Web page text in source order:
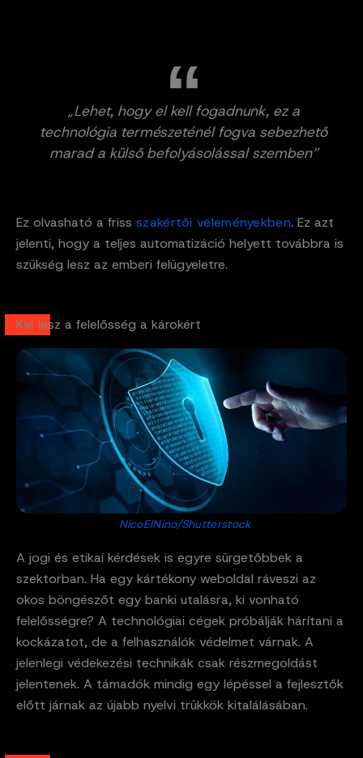
„Lehet, hogy el kell fogadnunk, ez a
technológia természeténél fogva sebezhető
marad a külső befolyásolással szemben”
Ez olvasható a friss szakértői véleményekben. Ez azt
jelenti, hogy a teljes automatizáció helyett továbbra is
szükség lesz az emberi felügyeletre.
Kié lesz a felelősség a károkért
NicoElNino/Shutterstock
A jogi és etikai kérdések is egyre sürgetőbbek a
szektorban. Ha egy kártékony weboldal ráveszi az
okos böngészőt egy banki utalásra, ki vonható
felelősségre? A technológiai cégek próbálják hárítani a
kockázatot, de a felhasználók védelmet várnak. A
jelenlegi védekezési technikák csak részmegoldást
jelentenek. A támadók mindig egy lépéssel a fejlesztők
előtt járnak az újabb nyelvi trükkök kitalálásában.